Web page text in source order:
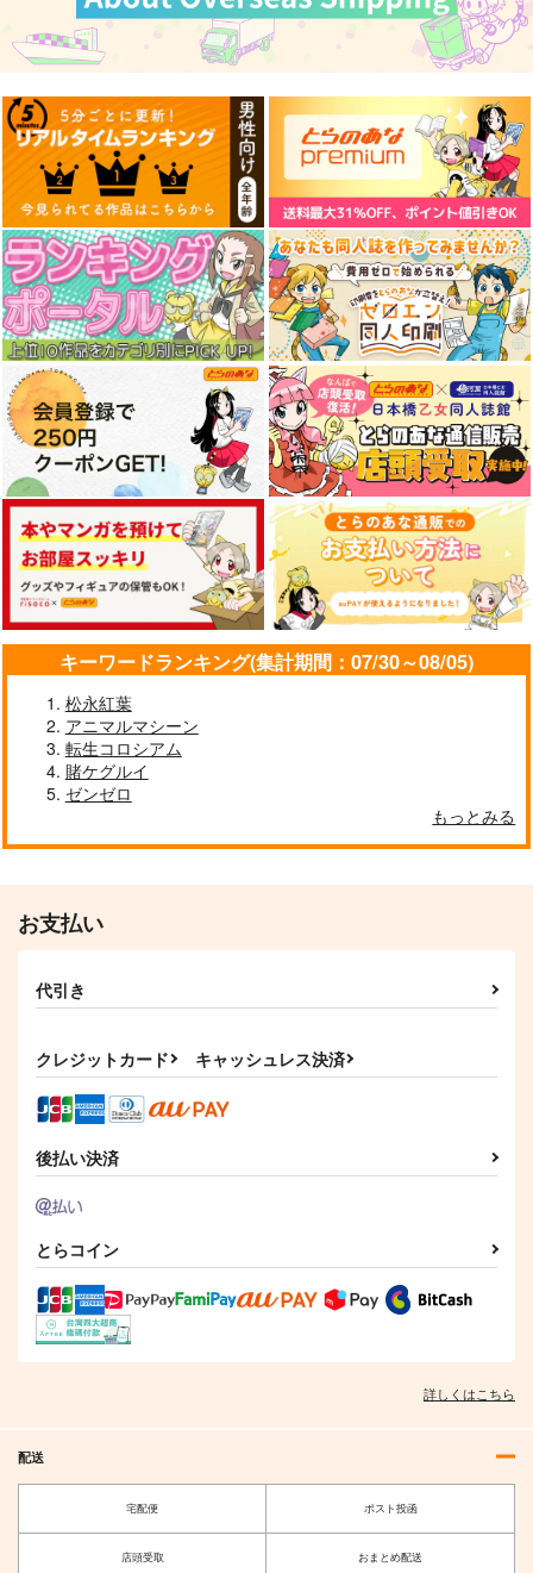
ゼンレスゾーンゼロア
クリルスタンド（アキ
ラ・雲嶽山衣装）
G.G.W
935円（税込）
アキラ
サンプル
作品詳細
ゼンレスゾーンゼロア
クリルスタンド（アキ
ラ）
G.G.W
935 （税込）
アキラ
サンプル
作品詳細
ゼンレスゾーンゼロア
クリルスタンド（ライ
ト）
935円 （税込）
ライト
サンプル
作品詳細
ゼンレスゾーンゼロス
テッカー（ライト）
G.G.W
330円（税込）
サンプル
作品詳細
ゼンレスゾーンゼロス
テッカー（エレン・ジ
ョー）
G.G.W
330円（税込）
エレン・ジョー
ゼンレスゾーンゼロス
テッカー（リン・雲嶽
山衣装）
G.G.W
330円（税込）
リン
ゼンレスゾーンゼロス
嶽山衣装）
G.G.W
330円（税込）
アキラ
サンプル
作品詳細
原神ステッカー（傀
G.G.W
サンドローネ
コロンビーナ
キーワードランキング(集計期間：07/30～08/05)
松永紅葉
アニマルマシーン
転生コロシアム
賭ケグルイ
ゼンゼロ
もっとみる
お支払い
代引き
クレジットカード キャッシュレス決済
後払い決済
とらコイン
詳しくはこちら
配送
宅配便 ポスト投函
店頭受取 おまとめ配送